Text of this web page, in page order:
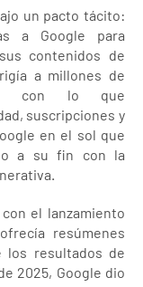
un pacto tácito:
a Google para
contenidos de
a millones de
con lo que
suscripciones y
en el sol que
a su fin con la
el lanzamiento
resúmenes
los resultados de
2025, Google dio